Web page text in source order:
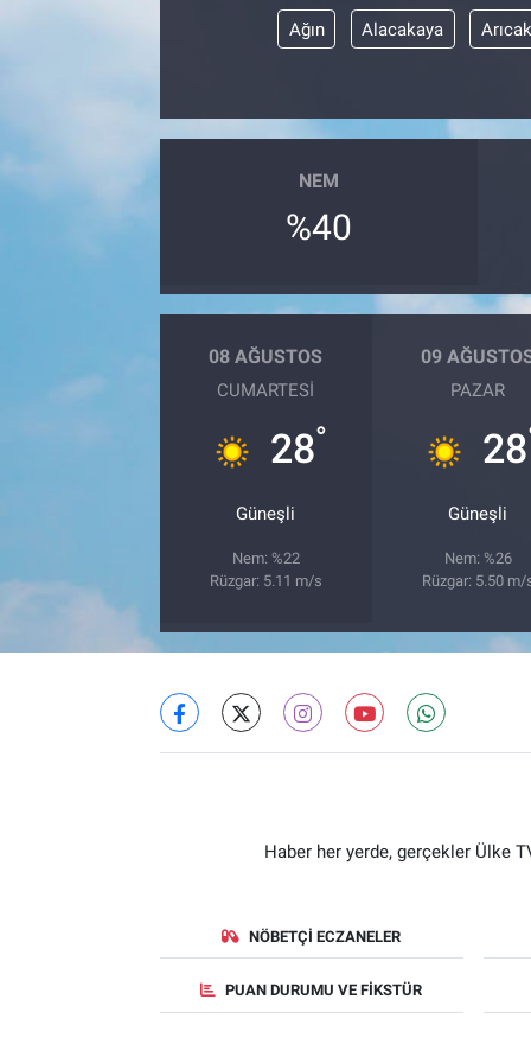
Ağın Alacakaya Arıcak
NEM
%40
08 AĞUSTOS
CUMARTESI
28°
Güneşli
Nem: %22
Rüzgar: 5.11 m/s
09
PAZAR
28
Güneşli
Nem: %26
Rüzgar: 5.50 m/
Haber her yerde, gerçekler Ülke
NÖBETÇI ECZANELER
PUAN DURUMU VE FIKSTÜR